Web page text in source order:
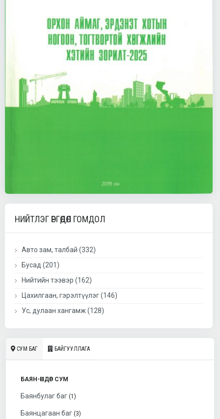
НИЙТЛЭГ ӨРГӨДӨЛ ГОМДОЛ
Авто зам, талбай (332)
Бусад (201)
Нийтийн тээвэр (162)
Цахилгаан, гэрэлтүүлэг (146)
Ус, дулаан хангамж (128)
СУМ БАГ БАЙГУУЛЛАГА
БАЯН-ӨНДӨР СУМ
Баянбулаг баг (1)
Баянцагаан баг (3)